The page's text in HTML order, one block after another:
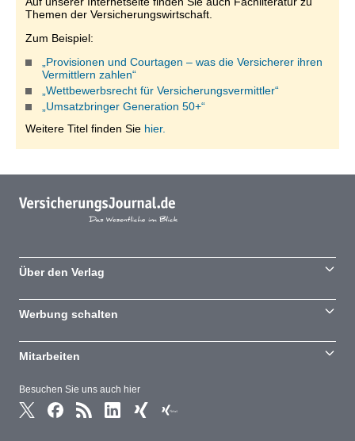
Themen der Versicherungswirtschaft.
Zum Beispiel:
„Provisionen und Courtagen – was die Versicherer ihren
Vermittlern zahlen“
„Wettbewerbsrecht für Versicherungsvermittler“
„Umsatzbringer Generation 50+“
Weitere Titel finden Sie hier.
Besuchen Sie uns auch hier
Über den Verlag
Werbung schalten
Mitarbeiten